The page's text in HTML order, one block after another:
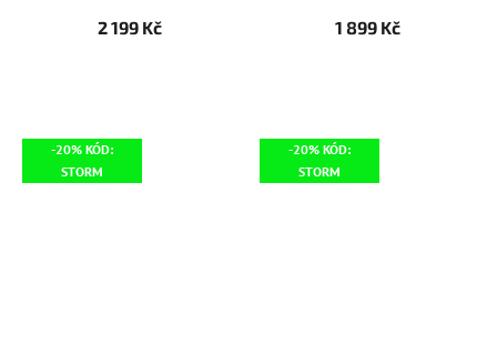
2 199 Kč 1 899 Kč
-20% KÓD:
STORM
-20% KÓD:
STORM